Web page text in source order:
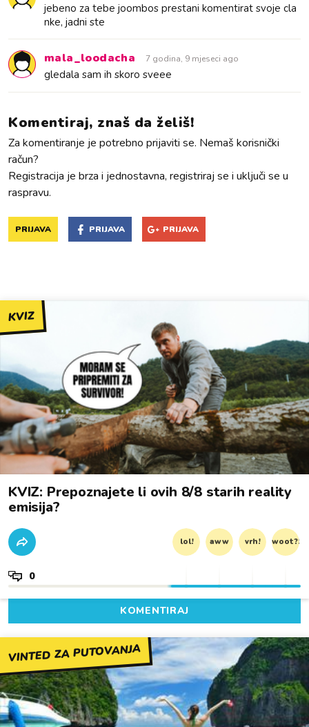
jebeno za tebe joombos prestani komentirat svoje cla
nke, jadni ste
mala_loodacha 7 godina, 9 mjeseci ago
gledala sam ih skoro sveee
Komentiraj, znaš da želiš!
Za komentiranje je potrebno prijaviti se. Nemaš korisnički
račun?
Registracija je brza i jednostavna, registriraj se i uključi se u
raspravu.
PRIJAVA PRIJAVA PRIJAVA
KVIZ
KVIZ: Prepoznajete li ovih 8/8 starih reality
emisija?
lol! aww vrh! woot?!
0
KOMENTIRAJ
VINTED ZA PUTOVANJA